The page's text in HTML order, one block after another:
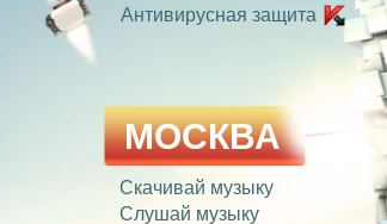
Антивирусная защита
МОСКВА
Скачивай музыку
Слушай музыку